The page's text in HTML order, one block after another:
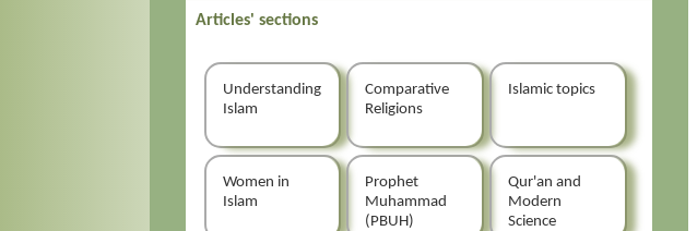
Articles' sections
Understanding
Islam
Comparative
Religions
Islamic topics
Women in
Islam
Prophet
Muhammad
(PBUH)
Qur'an and
Modern
Science